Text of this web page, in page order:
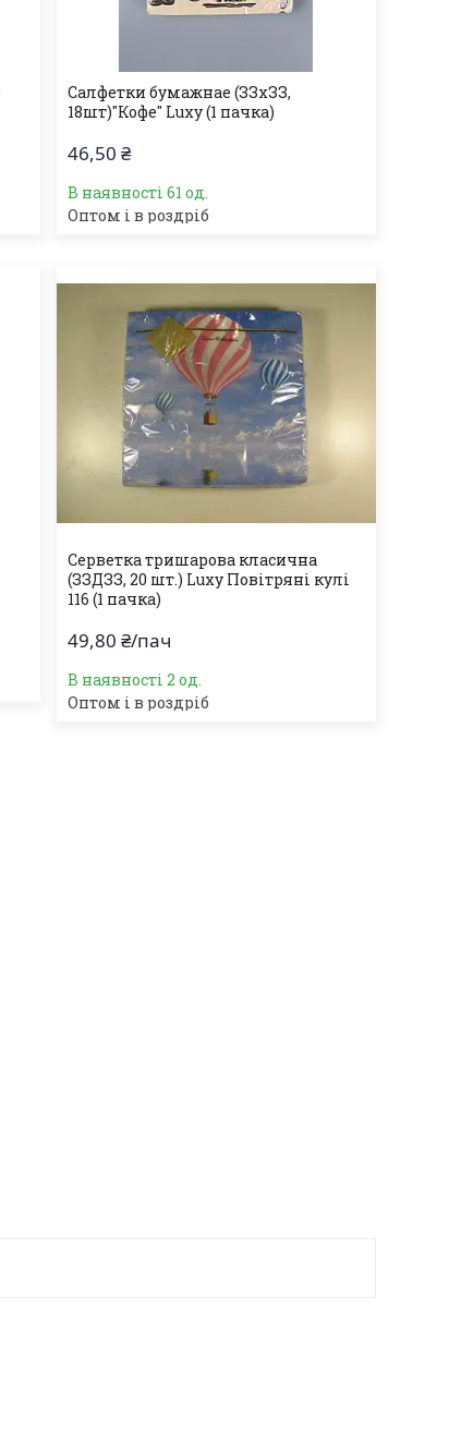
Салфетки бумажнае (ЗЗхЗЗ,
18шт)"Кофе" Luxy (1 пачка)
46,50 ₴
В наявності 61 од.
Оптом і в роздріб
Серветка тришарова класична
(ЗЗДЗЗ, 20 шт.) Luxy Повітряні кулі
116 (1 пачка)
49,80 ₴/пач
В наявності 2 од.
Оптом і в роздріб